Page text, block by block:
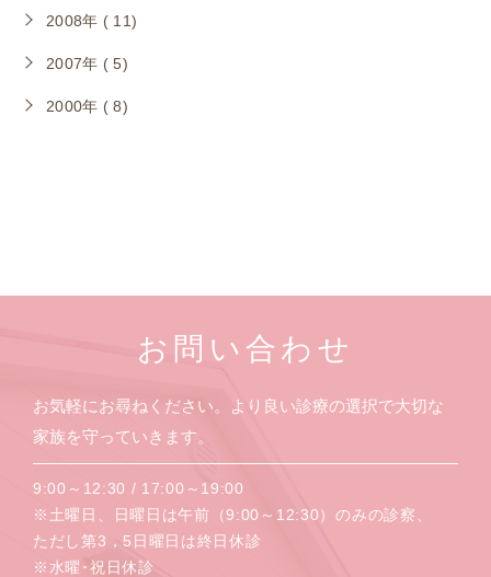
2008年 ( 11)
2007年 ( 5)
2000年 ( 8)
お問い合わせ
お気軽にお尋ねください。より良い診療の選択で大切な
家族を守っていきます。
9:00～12:30 / 17:00～19:00
※土曜日、日曜日は午前（9:00～12:30）のみの診察、
ただし第3，5日曜日は終日休診
※水曜･祝日休診